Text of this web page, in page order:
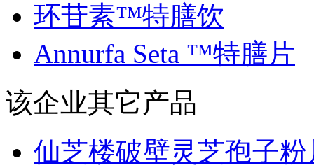
环苷素™特膳饮
Annurfa Seta ™特膳片
该企业其它产品
仙芝楼破壁灵芝孢子粉